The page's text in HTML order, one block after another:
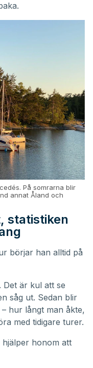
På somrarna blir
annat Åland och
statistiken
börjar han alltid på
är kul att se
såg ut. Sedan blir
hur långt man åkte,
med tidigare turer.
hjälper honom att